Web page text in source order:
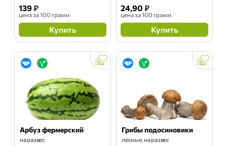
139₽
ценаза 100 грамм
Купить
24,90 ₽
ценаза 100 грамм
Купить
Арбуз фермерский
на развес
Грибы подосиновики
лесные, на развес